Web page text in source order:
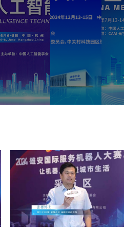
智
慧
大
會
人
大
會
中
國
元
宙
大
會